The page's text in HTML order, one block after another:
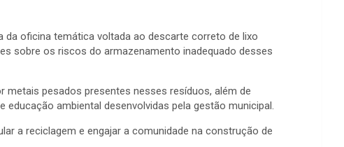
da oficina temática voltada ao descarte correto de lixo
sobre os riscos do armazenamento inadequado desses
pesados presentes nesses resíduos, além de
ambiental desenvolvidas pela gestão municipal.
a reciclagem e engajar a comunidade na construção de